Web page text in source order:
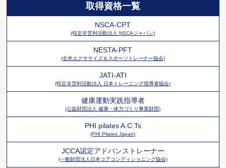
取得資格一覧
NSCA-CPT
(特定非営利活動法人 NSCAジャパン)
NESTA-PFT
(全米エクササイズ＆スポーツトレーナー協会)
JATI-ATI
(特定非営利活動法人 日本トレーニング指導者協会)
健康運動実践指導者
(公益財団法人 健康・体力づくり事業財団)
PHI pilates A.C.Ts
(PHI Pilates Japan)
JCCA認定アドバンストレーナー
(一般財団法人日本コアコンディショニング協会)